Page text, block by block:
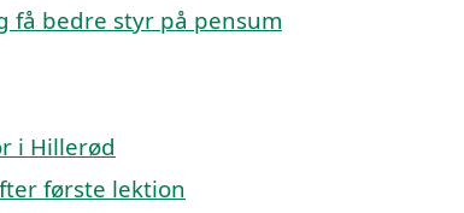
få bedre styr på pensum
i Hillerød
første lektion